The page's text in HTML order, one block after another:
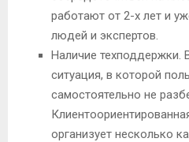
работают от 2-х лет и
людей и экспертов.
Наличие техподдержки.
ситуация, в которой
самостоятельно не
организует несколько